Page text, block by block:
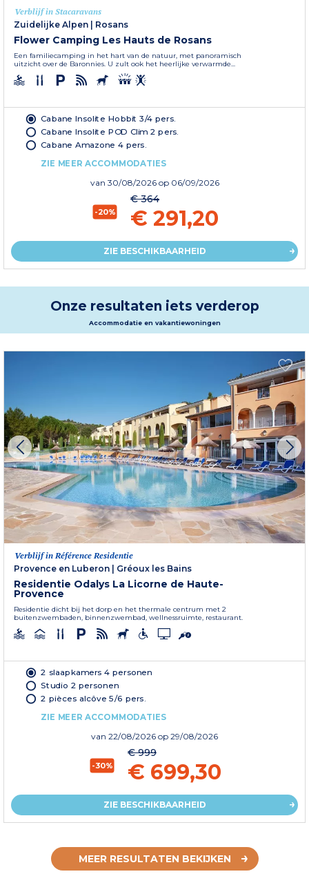
Verblijf in Stacaravans
Zuidelijke Alpen | Rosans
Flower Camping Les Hauts de Rosans
Een familiecamping in het hart van de natuur, met panoramisch
uitzicht over de Baronnies. U zult ook het heerlijke verwarmde...
Cabane Insolite Hobbit 3/4 pers.
Cabane Insolite POD Clim 2 pers.
Cabane Amazone 4 pers.
ZIE MEER ACCOMMODATIES
van 30/08/2026 op 06/09/2026
-20%
€ 364
€ 291,20
ZIE BESCHIKBAARHEID
Onze resultaten iets verderop
Accommodatie en vakantiewoningen
Verblijf in Référence Residentie
Provence en Luberon | Gréoux les Bains
Residentie Odalys La Licorne de Haute-
Provence
Residentie dicht bij het dorp en het thermale centrum met 2
buitenzwembaden, binnenzwembad, wellnessruimte, restaurant.
2 slaapkamers 4 personen
Studio 2 personen
2 pièces alcôve 5/6 pers.
ZIE MEER ACCOMMODATIES
van 22/08/2026 op 29/08/2026
-30%
€ 999
€ 699,30
ZIE BESCHIKBAARHEID
MEER RESULTATEN BEKIJKEN